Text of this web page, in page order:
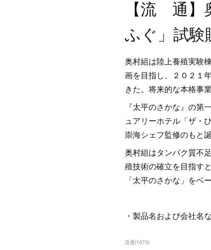
【流 通】
ふぐ」試験
奥村組は陸上養殖実験
画を目指し、２０２１
きた。将来的な本格事
『太平のさかな』の
ュアリーホテル「ザ・
崇海シェフ監修のもと
奥村組はタンパク質不
殖技術の確立を目指す
「太平のさかな」をベ
・製品名および会社名
流通(1073)